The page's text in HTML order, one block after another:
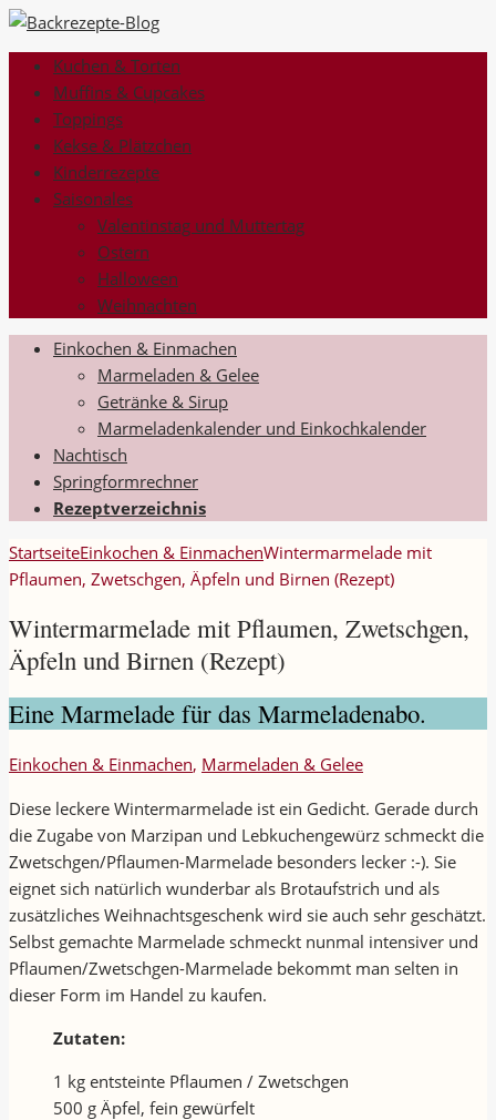
Kuchen & Torten
Muffins & Cupcakes
Toppings
Kekse & Plätzchen
Kinderrezepte
Saisonales
Valentinstag und Muttertag
Ostern
Halloween
Weihnachten
Einkochen & Einmachen
Marmeladen & Gelee
Getränke & Sirup
Marmeladenkalender und Einkochkalender
Nachtisch
Springformrechner
Rezeptverzeichnis
StartseiteEinkochen & EinmachenWintermarmelade mit
Pflaumen, Zwetschgen, Äpfeln und Birnen (Rezept)
Wintermarmelade mit Pflaumen, Zwetschgen,
Äpfeln und Birnen (Rezept)
Eine Marmelade für das Marmeladenabo.
Einkochen & Einmachen, Marmeladen & Gelee
Diese leckere Wintermarmelade ist ein Gedicht. Gerade durch
die Zugabe von Marzipan und Lebkuchengewürz schmeckt die
Zwetschgen/Pflaumen-Marmelade besonders lecker :-). Sie
eignet sich natürlich wunderbar als Brotaufstrich und als
zusätzliches Weihnachtsgeschenk wird sie auch sehr geschätzt.
Selbst gemachte Marmelade schmeckt nunmal intensiver und
Pflaumen/Zwetschgen-Marmelade bekommt man selten in
dieser Form im Handel zu kaufen.
Zutaten:
1 kg entsteinte Pflaumen / Zwetschgen
500 g Äpfel, fein gewürfelt